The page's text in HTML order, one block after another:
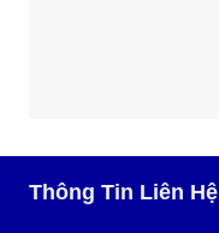
Thông Tin Liên Hệ